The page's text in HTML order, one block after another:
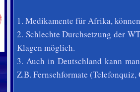
1. Medikamente für Afrika,
2. Schlechte Durchsetzung der
Klagen möglich.
3. Auch in Deutschland kann
Z.B. Fernsehformate